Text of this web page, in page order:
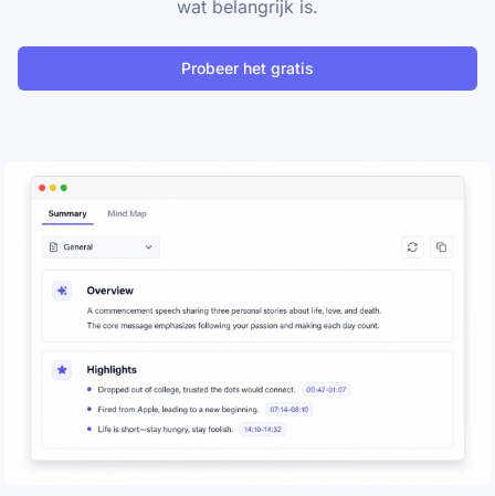
wat belangrijk is.
Probeer het gratis